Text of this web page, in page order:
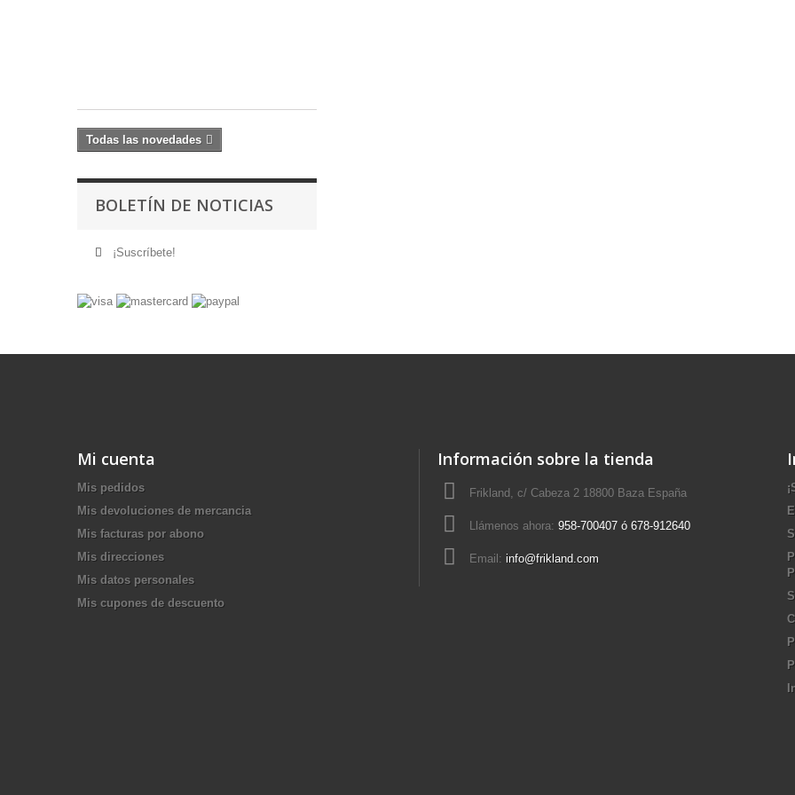
Todas las novedades
BOLETÍN DE NOTICIAS
¡Suscríbete!
Mi cuenta
Mis pedidos
Mis devoluciones de mercancia
Mis facturas por abono
Mis direcciones
Mis datos personales
Mis cupones de descuento
Información sobre la tienda
Frikland, c/ Cabeza 2 18800 Baza España
Llámenos ahora: 958-700407 ó 678-912640
Email: info@frikland.com